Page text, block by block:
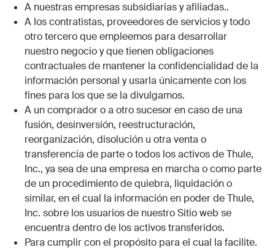
A nuestras empresas subsidiarias y afiliadas..
A los contratistas, proveedores de servicios y todo
otro tercero que empleemos para desarrollar
nuestro negocio y que tienen obligaciones
contractuales de mantener la confidencialidad de la
información personal y usarla únicamente con los
fines para los que se la divulgamos.
A un comprador o a otro sucesor en caso de una
fusión, desinversión, reestructuración,
reorganización, disolución u otra venta o
transferencia de parte o todos los activos de Thule,
Inc., ya sea de una empresa en marcha o como parte
de un procedimiento de quiebra, liquidación o
similar, en el cual la información en poder de Thule,
Inc. sobre los usuarios de nuestro Sitio web se
encuentra dentro de los activos transferidos.
Para cumplir con el propósito para el cual la facilite.